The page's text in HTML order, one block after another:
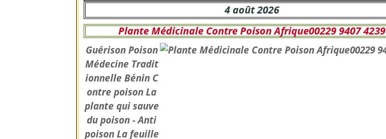
4 août 2026
Plante Médicinale Contre Poison Afrique00229 9407 4239
Guérison Poison
Médecine Tradit
ionnelle Bénin C
ontre poison La
plante qui sauve
du poison - Anti
poison La feuille